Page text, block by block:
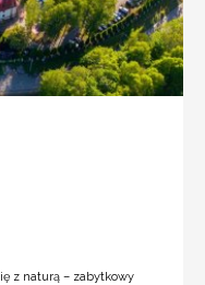
z naturą – zabytkowy